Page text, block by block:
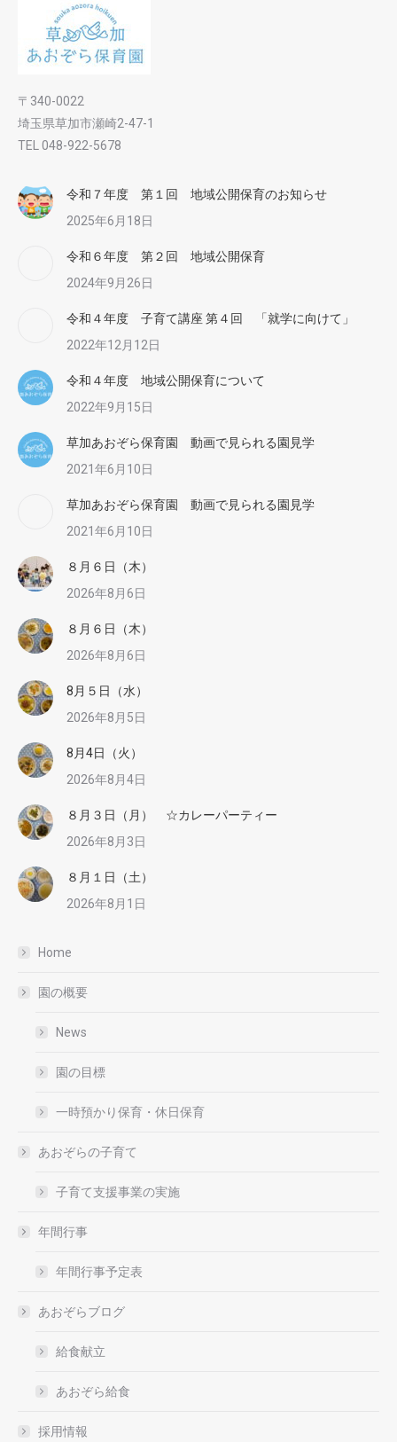
〒340-0022
埼玉県草加市瀬崎2-47-1
TEL 048-922-5678
令和７年度 第１回 地域公開保育のお知らせ
2025年6月18日
令和６年度 第２回 地域公開保育
2024年9月26日
令和４年度 子育て講座 第４回 「就学に向けて」
2022年12月12日
令和４年度 地域公開保育について
2022年9月15日
草加あおぞら保育園 動画で見られる園見学
2021年6月10日
草加あおぞら保育園 動画で見られる園見学
2021年6月10日
８月６日（木）
2026年8月6日
８月６日（木）
2026年8月6日
8月５日（水）
2026年8月5日
8月4日（火）
2026年8月4日
８月３日（月） ☆カレーパーティー
2026年8月3日
８月１日（土）
2026年8月1日
Home
園の概要
News
園の目標
一時預かり保育・休日保育
あおぞらの子育て
子育て支援事業の実施
年間行事
年間行事予定表
あおぞらブログ
給食献立
あおぞら給食
採用情報